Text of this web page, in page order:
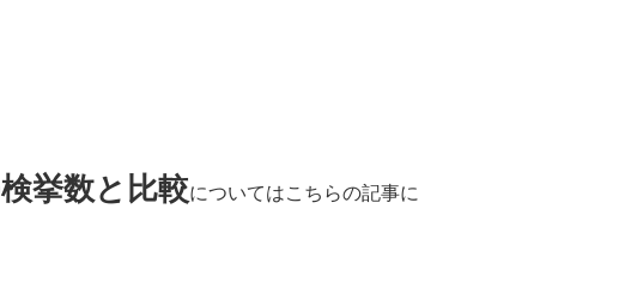
挙数と比較についてはこちらの記事に